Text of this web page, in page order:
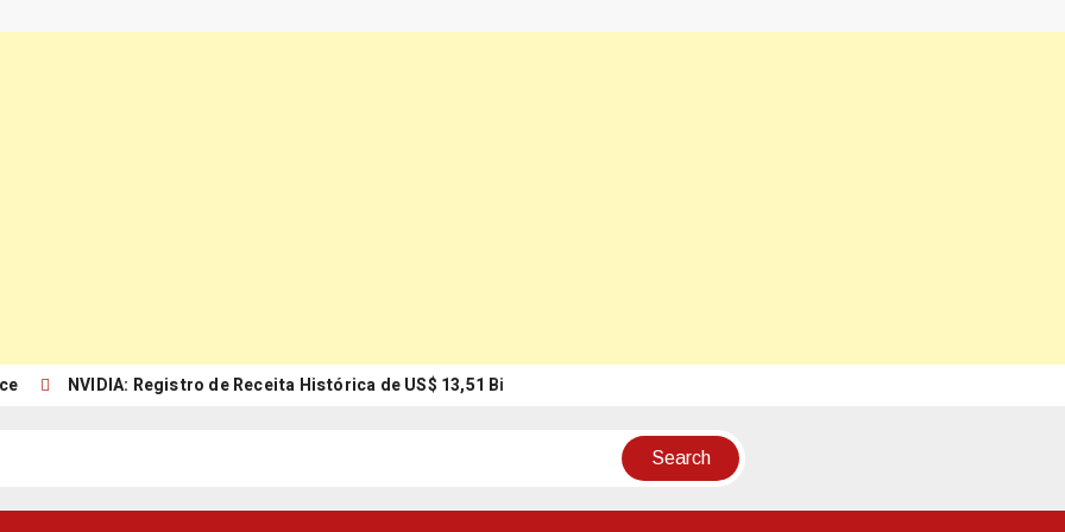
NVIDIA: Registro de Receita Histórica de US$ 13,51 Bi